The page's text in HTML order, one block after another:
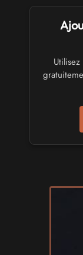
SALONS &
Trolls et
du 26 au
CULTURE
les 24 et
SALONS
Play
SALONS
VIDES